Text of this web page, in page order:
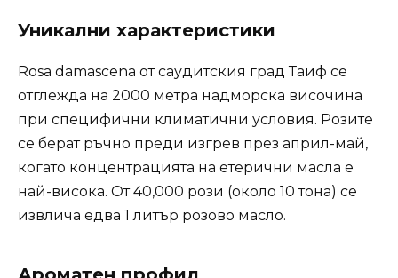
Уникални характеристики
Rosa damascena от саудитския град Таиф се
отглежда на 2000 метра надморска височина
при специфични климатични условия. Розите
се берат ръчно преди изгрев през април-май,
когато концентрацията на етерични масла е
най-висока. От 40,000 рози (около 10 тона) се
извлича едва 1 литър розово масло.